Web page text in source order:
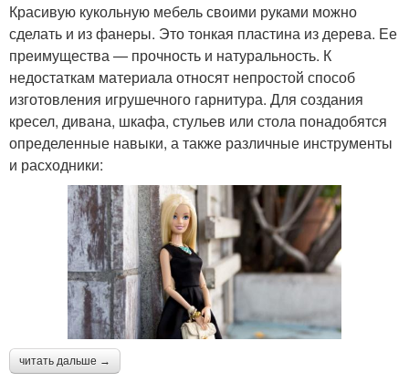
Красивую кукольную мебель своими руками можно
сделать и из фанеры. Это тонкая пластина из дерева. Ее
преимущества — прочность и натуральность. К
недостаткам материала относят непростой способ
изготовления игрушечного гарнитура. Для создания
кресел, дивана, шкафа, стульев или стола понадобятся
определенные навыки, а также различные инструменты
и расходники:
читать дальше →